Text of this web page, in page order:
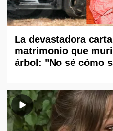
La devastadora
matrimonio que
árbol: "No sé cómo